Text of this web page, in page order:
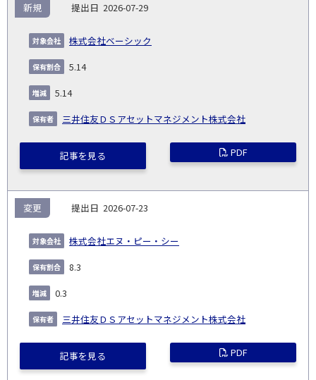
NO.
告
義
務
発
生
日
出
コー
象
2026-07-29
株式会社ベーシック
新規
5.14
5.14
三井住友ＤＳアセットマネジメント株式会社
記事を見る PDF
2026-07-23
株式会社エヌ・ピー・シー
変更
8.3
0.3
三井住友ＤＳアセットマネジメント株式会社
記事を見る PDF